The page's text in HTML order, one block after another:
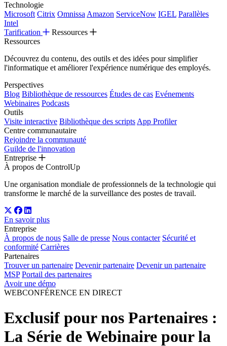
Technologie
Microsoft Citrix Omnissa Amazon ServiceNow IGEL Parallèles
Intel
Tarification
Ressources
Ressources
Découvrez du contenu, des outils et des idées pour simplifier
l'informatique et améliorer l'expérience numérique des employés.
Perspectives
Blog Bibliothèque de ressources Études de cas Evénements
Webinaires Podcasts
Outils
Visite interactive Bibliothèque des scripts App Profiler
Centre communautaire
Rejoindre la communauté
Guilde de l'innovation
Entreprise
À propos de ControlUp
Une organisation mondiale de professionnels de la technologie qui
transforme le marché de la surveillance des postes de travail.
En savoir plus
Entreprise
À propos de nous Salle de presse Nous contacter Sécurité et
conformité Carrières
Partenaires
Trouver un partenaire Devenir partenaire Devenir un partenaire
MSP Portail des partenaires
Avoir une démo
WEBCONFÉRENCE EN DIRECT
Exclusif pour nos Partenaires :
La Série de Webinaire pour la